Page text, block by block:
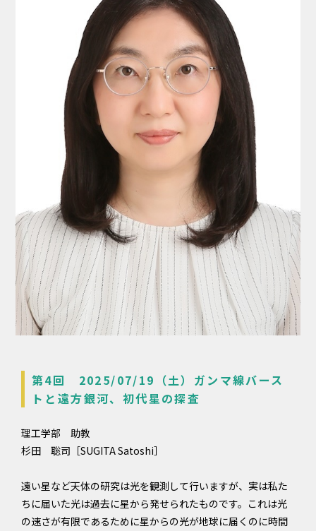
第4回 2025/07/19（土）ガンマ線バース
トと遠方銀河、初代星の探査
理工学部 助教
杉田 聡司［SUGITA Satoshi］
遠い星など天体の研究は光を観測して行いますが、実は私た
ちに届いた光は過去に星から発せられたものです。これは光
の速さが有限であるために星からの光が地球に届くのに時間